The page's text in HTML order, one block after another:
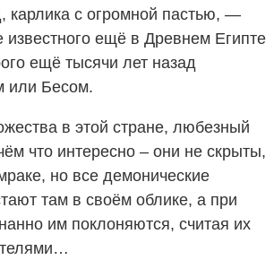
карлика с огромной пастью, —
ещё в Древнем Египте
ещё тысячи лет назад
или Бесом.
в этой стране, любезный
что интересно – они не скрыты,
но все демонические
там в своём облике, а при
им поклоняются, считая их